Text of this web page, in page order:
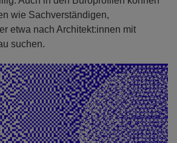
wie Sachverständigen,
etwa nach Architekt:innen mit
suchen.